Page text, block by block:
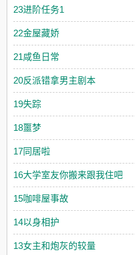
23进阶任务1
22金屋藏娇
21咸鱼日常
20反派错拿男主剧本
19失踪
18噩梦
17同居啦
16大学室友你搬来跟我住吧
15咖啡屋事故
14以身相护
13女主和炮灰的较量